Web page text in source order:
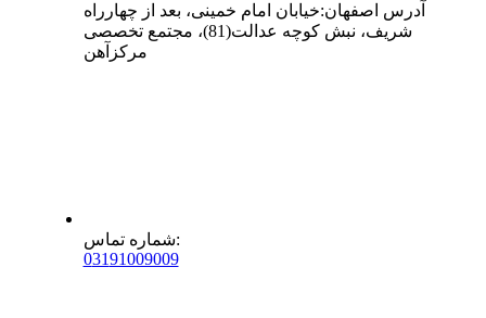
آدرس اصفهان:خیابان امام خمینی، بعد از چهارراه
شریف، نبش کوچه عدالت(81)، مجتمع تخصصی
مرکزآهن
شماره تماس:
03191009009